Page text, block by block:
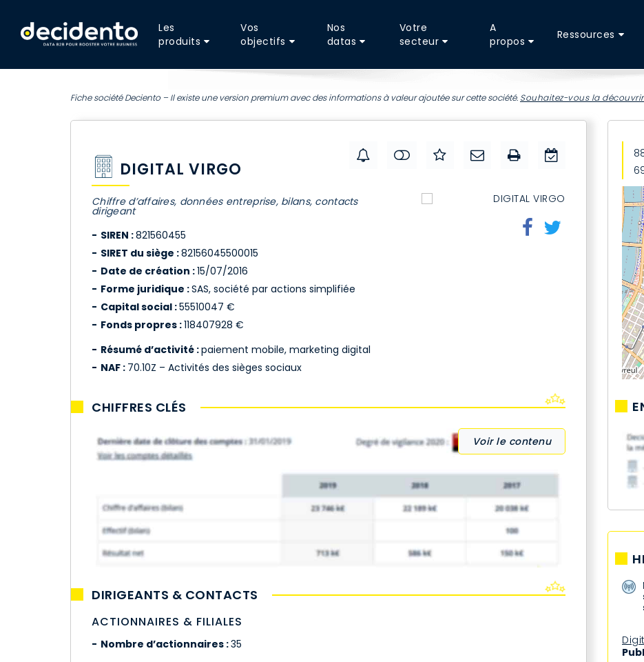
Les
produits
Vos
objectifs
Nos
datas
Votre
secteur
A
propos
Ressources
Fiche société Deciento – Il existe une version premium avec des informations à valeur ajoutée sur cette société. Souhaitez-vous la
DIGITAL VIRGO
Chiffre d’affaires, données entreprise, bilans, contacts
dirigeant
SIREN :821560455
SIRET du siège :82156045500015
Date de création :15/07/2016
Forme juridique :SAS, société par actions simplifiée
Capital social :55510047 €
Fonds propres :118407928 €
Résumé d’activité :paiement mobile, marketing digital
NAF : 70.10Z – Activités des sièges sociaux
CHIFFRES CLÉS
Voir le contenu
DIRIGEANTS & CONTACTS
ACTIONNAIRES & FILIALES
Nombre d’actionnaires :35